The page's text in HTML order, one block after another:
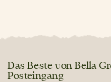
Das Beste von Bella
Posteingang